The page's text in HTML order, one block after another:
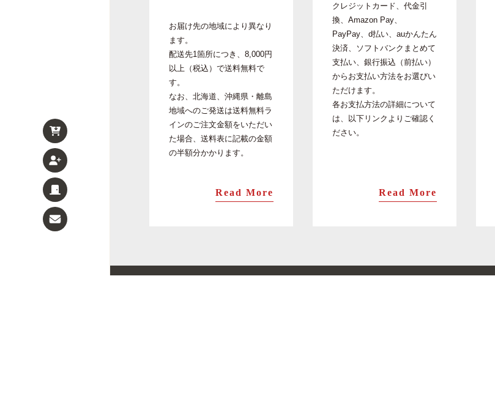
お届け先の地域により異なり
ます。
配送先1箇所につき、8,000円
以上（税込）で送料無料で
す。
なお、北海道、沖縄県・離島
地域へのご発送は送料無料ラ
インのご注文金額をいただい
た場合、送料表に記載の金額
の半額分かかります。
Read More
クレジットカード、代金引
換、Amazon Pay、
PayPay、d払い、auかんたん
決済、ソフトバンクまとめて
支払い、銀行振込（前払い）
からお支払い方法をお選びい
ただけます。
各お支払方法の詳細について
は、以下リンクよりご確認く
ださい。
Read More